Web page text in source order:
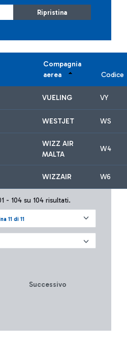
Ripristina
Compagnia
aerea
Codice
VUELING VY
WESTJET WS
WIZZ AIR
MALTA
W4
WIZZAIR W6
11 di 11
- 104 su 104 risultati.
Successivo